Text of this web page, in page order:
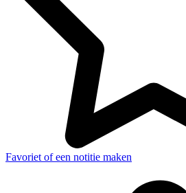
Favoriet of een notitie maken